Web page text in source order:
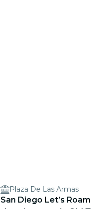
Plaza De Las Armas
San Diego Let’s